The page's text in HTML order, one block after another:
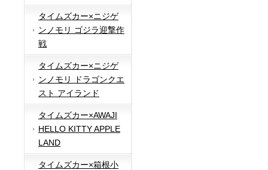
タイムズカー×ニジゲ
ンノモリ ゴジラ迎撃作
戦
タイムズカー×ニジゲ
ンノモリ ドラゴンクエ
スト アイランド
タイムズカー×AWAJI
HELLO KITTY APPLE
LAND
タイムズカー×箱根小